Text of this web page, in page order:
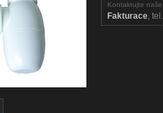
Kontaktujte
Fakturace,